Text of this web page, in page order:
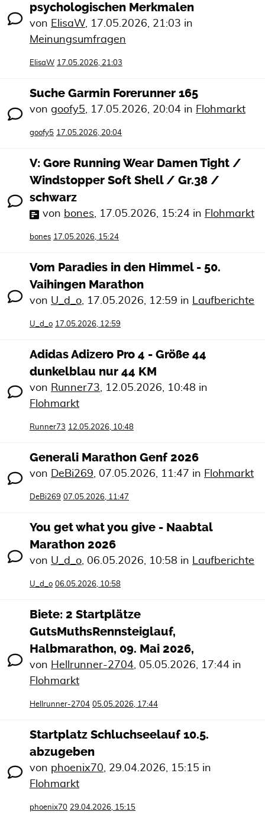
psychologischen Merkmalen
von ElisaW, 17.05.2026, 21:03 in
Meinungsumfragen
ElisaW 17.05.2026, 21:03
Suche Garmin Forerunner 165
von goofy5, 17.05.2026, 20:04 in Flohmarkt
goofy5 17.05.2026, 20:04
V: Gore Running Wear Damen Tight /
Windstopper Soft Shell / Gr.38 /
schwarz
von bones, 17.05.2026, 15:24 in Flohmarkt
bones 17.05.2026, 15:24
Vom Paradies in den Himmel - 50.
Vaihingen Marathon
von U_d_o, 17.05.2026, 12:59 in Laufberichte
U_d_o 17.05.2026, 12:59
Adidas Adizero Pro 4 - Größe 44
dunkelblau nur 44 KM
von Runner73, 12.05.2026, 10:48 in
Flohmarkt
Runner73 12.05.2026, 10:48
Generali Marathon Genf 2026
von DeBi269, 07.05.2026, 11:47 in Flohmarkt
DeBi269 07.05.2026, 11:47
You get what you give - Naabtal
Marathon 2026
von U_d_o, 06.05.2026, 10:58 in Laufberichte
U_d_o 06.05.2026, 10:58
Biete: 2 Startplätze
GutsMuthsRennsteiglauf,
Halbmarathon, 09. Mai 2026,
von Hellrunner-2704, 05.05.2026, 17:44 in
Flohmarkt
Hellrunner-2704 05.05.2026, 17:44
Startplatz Schluchseelauf 10.5.
abzugeben
von phoenix70, 29.04.2026, 15:15 in
Flohmarkt
phoenix70 29.04.2026, 15:15